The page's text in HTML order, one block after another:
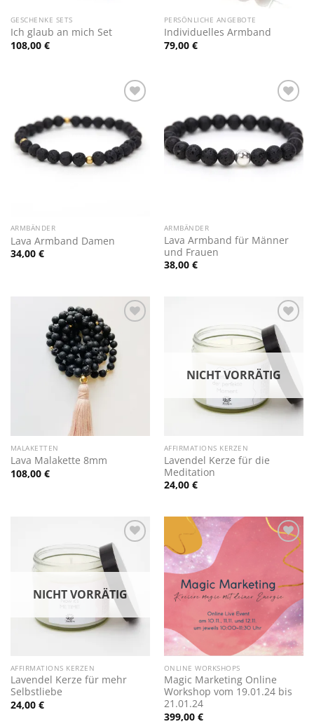
GESCHENKE SETS
Ich glaub an mich Set
108,00 €
PERSÖNLICHE ANGEBOTE
Individuelles Armband
79,00 €
Wunschliste
hinzufügen
ARMBÄNDER
Lava Armband Damen
34,00 €
Wunschliste
hinzufügen
ARMBÄNDER
Lava Armband für Männer
und Frauen
38,00 €
Zur
Wunschliste
hinzufügen
MALAKETTEN
Lava Malakette 8mm
108,00 €
Zur
Wunschliste
hinzufügen
NICHT VORRÄTIG
AFFIRMATIONS KERZEN
Lavendel Kerze für die
Meditation
24,00 €
Zur
Wunschliste
hinzufügen
NICHT VORRÄTIG
AFFIRMATIONS KERZEN
Lavendel Kerze für mehr
Selbstliebe
24,00 €
Wunschliste
hinzufügen
ONLINE WORKSHOPS
Magic Marketing Online
Workshop vom 19.01.24 bis
21.01.24
399,00 €